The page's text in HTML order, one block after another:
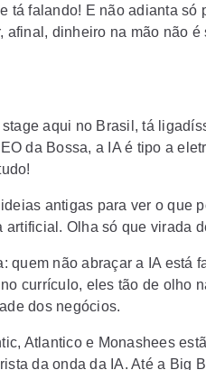
tá falando! E não adianta só
afinal, dinheiro na mão não é
aqui no Brasil, tá
da Bossa, a IA é tipo a
ideias antigas para ver o que
artificial. Olha só que virada
quem não abraçar a IA está
currículo, eles tão de olho
dos negócios.
Atlantico e Monashees
da onda da IA. Até a Big